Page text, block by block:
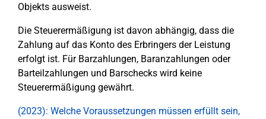
Objekts ausweist.
Die Steuerermäßigung ist davon abhängig, dass die
Zahlung auf das Konto des Erbringers der Leistung
erfolgt ist. Für Barzahlungen, Baranzahlungen oder
Barteilzahlungen und Barschecks wird keine
Steuerermäßigung gewährt.
(2023): Welche Voraussetzungen müssen erfüllt sein,